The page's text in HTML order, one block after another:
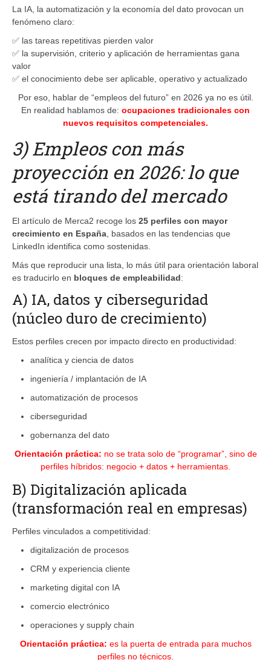
La IA, la automatización y la economía del dato provocan un
fenómeno claro:
✅ las tareas repetitivas pierden valor
✅ la supervisión, criterio y aplicación de herramientas gana
valor
✅ el conocimiento debe ser aplicable, operativo y actualizado
Por eso, hablar de “empleos del futuro” en 2026 ya no es útil.
En realidad hablamos de: ocupaciones tradicionales con
nuevos requisitos competenciales.
3) Empleos con más
proyección en 2026: lo que
está tirando del mercado
El artículo de Merca2 recoge los 25 perfiles con mayor
crecimiento en España , basados en las tendencias que
LinkedIn identifica como sostenidas.
Más que reproducir una lista, lo más útil para orientación laboral
es traducirlo en bloques de empleabilidad:
A) IA, datos y ciberseguridad
(núcleo duro de crecimiento)
Estos perfiles crecen por impacto directo en productividad:
analítica y ciencia de datos
ingeniería / implantación de IA
automatización de procesos
ciberseguridad
gobernanza del dato
Orientación práctica: no se trata solo de “programar”, sino de
perfiles híbridos: negocio + datos + herramientas.
B) Digitalización aplicada
(transformación real en empresas)
Perfiles vinculados a competitividad:
digitalización de procesos
CRM y experiencia cliente
marketing digital con IA
comercio electrónico
operaciones y supply chain
Orientación práctica: es la puerta de entrada para muchos
perfiles no técnicos.